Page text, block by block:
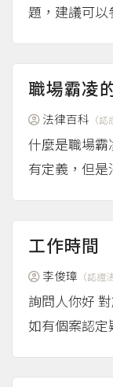
題，建議可
機關洽詢。
職場霸凌
法律百科 （
什麼是職場
有定義，但
或一群人藉
者造成冒犯、
法院 有法院認
工作時間
李俊璋 （認證
詢問人你好
如有個案認
日勞動條 2字